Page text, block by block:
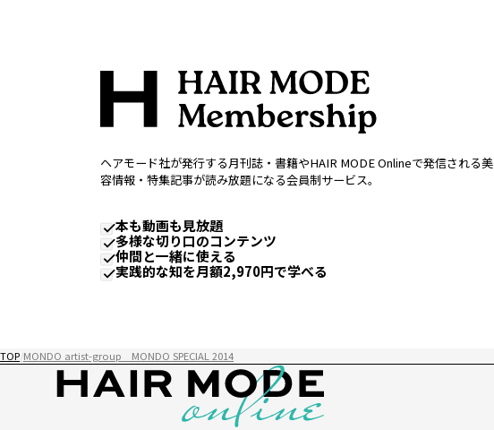
ヘアモード社が発行する月刊誌・書籍やHAIR MODE Onlineで発信される美
容情報・特集記事が読み放題になる会員制サービス。
本も動画も見放題
多様な切り口のコンテンツ
仲間と一緒に使える
実践的な知を月額2,970円で学べる
TOP MONDO artist-group MONDO SPECIAL 2014